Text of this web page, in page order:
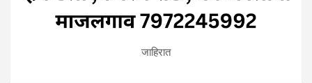
जाहिरात